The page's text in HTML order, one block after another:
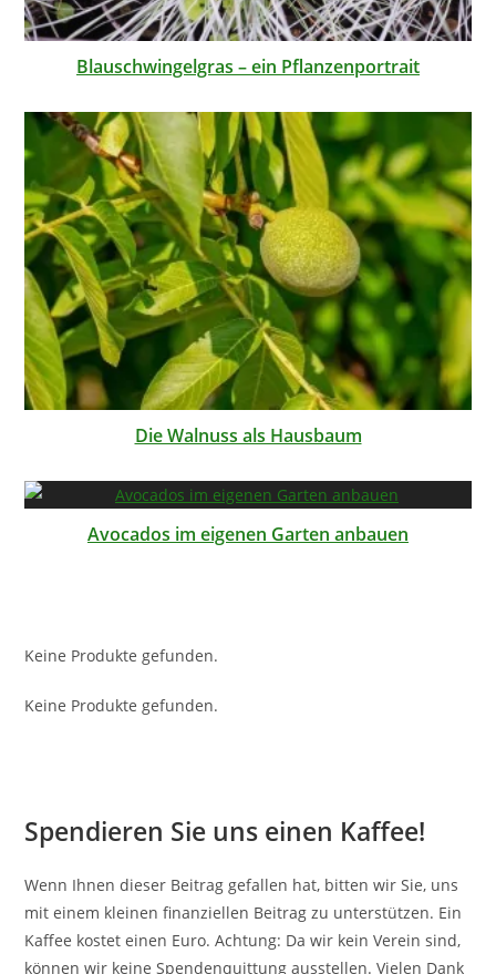
Blauschwingelgras – ein Pflanzenportrait
Die Walnuss als Hausbaum
Avocados im eigenen Garten anbauen
Keine Produkte gefunden.
Keine Produkte gefunden.
Spendieren Sie uns einen Kaffee!
Wenn Ihnen dieser Beitrag gefallen hat, bitten wir Sie, uns
mit einem kleinen finanziellen Beitrag zu unterstützen. Ein
Kaffee kostet einen Euro. Achtung: Da wir kein Verein sind,
können wir keine Spendenquittung ausstellen. Vielen Dank